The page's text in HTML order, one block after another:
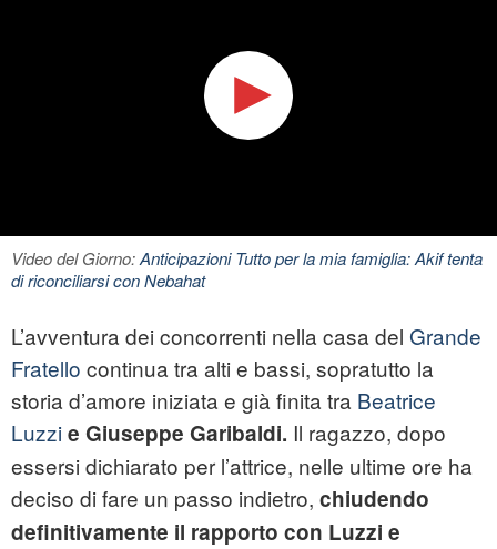
Video del Giorno:Anticipazioni Tutto per la mia famiglia: Akif tenta
di riconciliarsi con Nebahat
L’avventura dei concorrenti nella casa del Grande
Fratello continua tra alti e bassi, sopratutto la
storia d’amore iniziata e già finita tra Beatrice
Luzzie Giuseppe Garibaldi. Il ragazzo, dopo
essersi dichiarato per l’attrice, nelle ultime ore ha
deciso di fare un passo indietro, chiudendo
definitivamente il rapporto con Luzzi e